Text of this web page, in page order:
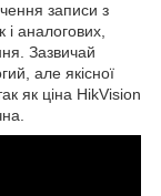
записи з
аналогових,
Зазвичай
але якісної
як ціна HikVision